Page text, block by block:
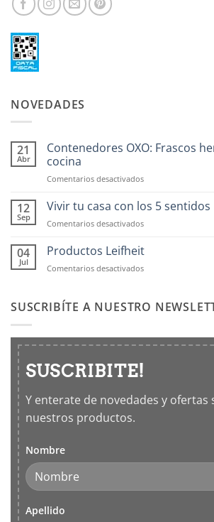
NOVEDADES
21
Abr
Contenedores OXO: Frascos
cocina
Comentarios desactivadosen
OXO:
hermticos
cocina
12
Sep
Vivir tu casa con los 5 sentidos
Comentarios desactivadosen
tu
con
sentidos
04
Jul
Productos Leifheit
Comentarios desactivadosen
SUSCRIBÍTE A NUESTRO
SUSCRIBITE!
Y enterate de novedades y ofertas
nuestros productos.
Nombre
Apellido